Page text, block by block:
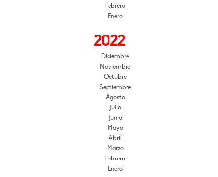
Febrero
Enero
2022
Diciembre
Noviembre
Octubre
Septiembre
Agosto
Julio
Junio
Mayo
Abril
Marzo
Febrero
Enero